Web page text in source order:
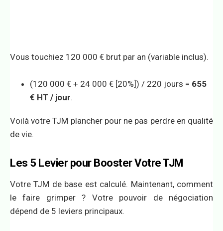
Vous touchiez 120 000 € brut par an (variable inclus).
(120 000 € + 24 000 € [20%]) / 220 jours = 655
€ HT / jour.
Voilà votre TJM plancher pour ne pas perdre en qualité
de vie.
Les 5 Levier pour Booster Votre TJM
Votre TJM de base est calculé. Maintenant, comment
le faire grimper ? Votre pouvoir de négociation
dépend de 5 leviers principaux.